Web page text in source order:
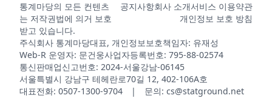
통계마당의 모든 컨텐츠
는 저작권법에 의거 보호
받고 있습니다.
공지사항회사 소개서비스 이용약관
개인정보 보호 방침
주식회사 통계마당대표, 개인정보보호책임자: 유재성
Web-R 운영자: 문건웅사업자등록번호: 795-88-02574
통신판매업신고번호: 2024-서울강남-06145
서울특별시 강남구 테헤란로70길 12, 402-106A호
대표전화: 0507-1300-9704 | 문의: cs@statground.net